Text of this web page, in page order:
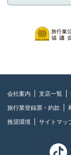
会社案内 支店一覧
旅行業登録票・約款
推奨環境
サイトマッ